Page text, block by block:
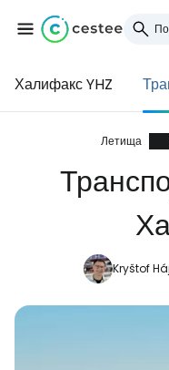
Халифакс YHZ
Летища
Kryštof
Влезте
... световната